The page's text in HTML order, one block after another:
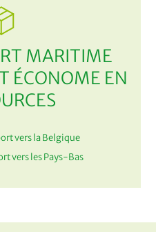
MARITIME
ÉCONOME EN
vers la Belgique
vers les Pays-Bas